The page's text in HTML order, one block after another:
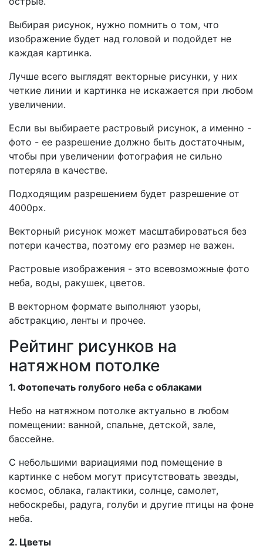
Выбирая рисунок, нужно помнить о том, что
изображение будет над головой и подойдет не
каждая картинка.
Лучше всего выглядят векторные рисунки, у них
четкие линии и картинка не искажается при любом
увеличении.
Если вы выбираете растровый рисунок, а именно -
фото - ее разрешение должно быть достаточным,
чтобы при увеличении фотография не сильно
потеряла в качестве.
Подходящим разрешением будет разрешение от
4000рх.
Векторный рисунок может масштабироваться без
потери качества, поэтому его размер не важен.
Растровые изображения - это всевозможные фото
неба, воды, ракушек, цветов.
В векторном формате выполняют узоры,
абстракцию, ленты и прочее.
Рейтинг рисунков на
натяжном потолке
1. Фотопечать голубого неба с облаками
Небо на натяжном потолке актуально в любом
помещении: ванной, спальне, детской, зале,
бассейне.
С небольшими вариациями под помещение в
картинке с небом могут присутствовать звезды,
космос, облака, галактики, солнце, самолет,
небоскребы, радуга, голуби и другие птицы на фоне
неба.
2. Цветы